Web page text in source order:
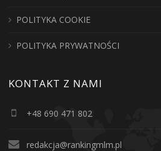
POLITYKA COOKIE
POLITYKA PRYWATNOŚCI
KONTAKT Z NAMI
+48 690 471 802
redakcja@rankingmlm.pl